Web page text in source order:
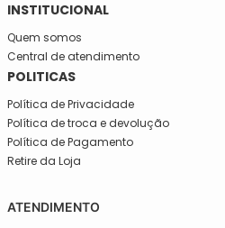
INSTITUCIONAL
Quem somos
Central de atendimento
POLITICAS
Política de Privacidade
Política de troca e devolução
Política de Pagamento
Retire da Loja
ATENDIMENTO